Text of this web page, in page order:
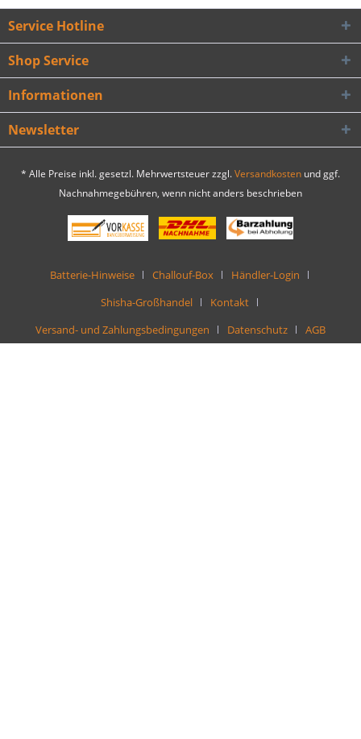
Service Hotline
Shop Service
Informationen
Newsletter
* Alle Preise inkl. gesetzl. Mehrwertsteuer zzgl.Versandkosten und ggf.
Nachnahmegebühren, wenn nicht anders beschrieben
Batterie-Hinweise Challouf-Box
Händler-Login
Shisha-Großhandel
Kontakt
Versand- und Zahlungsbedingungen
Datenschutz AGB